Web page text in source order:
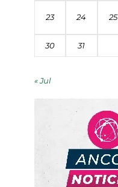
23 24 25
30 31
« Jul